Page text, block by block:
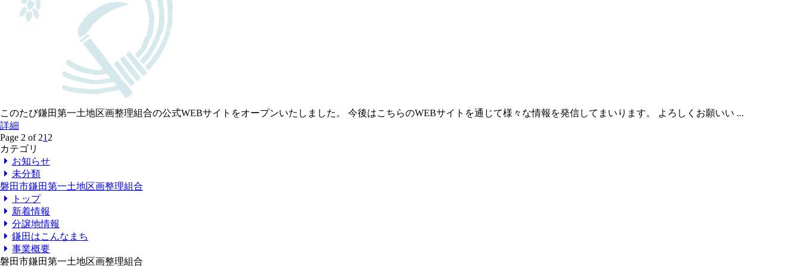
このたび鎌田第一土地区画整理組合の公式WEBサイトをオープンいたしました。 今後はこちらのWEBサイトを通じて様々な情報を発信してまいります。 よろしくお願いい ...
詳細
Page 2 of 21 2
カテゴリ
お知らせ
未分類
磐田市鎌田第一土地区画整理組合
トップ
新着情報
分譲地情報
鎌田はこんなまち
事業概要
磐田市鎌田第一土地区画整理組合